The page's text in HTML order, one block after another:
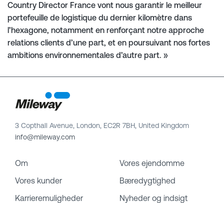
Country Director France vont nous garantir le meilleur
portefeuille de logistique du dernier kilomètre dans
l’hexagone, notamment en renforçant notre approche
relations clients d’une part, et en poursuivant nos fortes
ambitions environnementales d’autre part. »
3 Copthall Avenue, London, EC2R 7BH, United Kingdom
info@mileway.com
Om
Vores ejendomme
Vores kunder
Bæredygtighed
Karrieremuligheder
Nyheder og indsigt